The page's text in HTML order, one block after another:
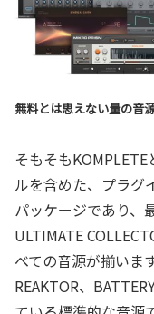
無料とは思えない量の音
そもそも
ルを含めた、プラグ
パッケージであり、
ULTIMATE
べての音源が揃いま
REAKTOR、